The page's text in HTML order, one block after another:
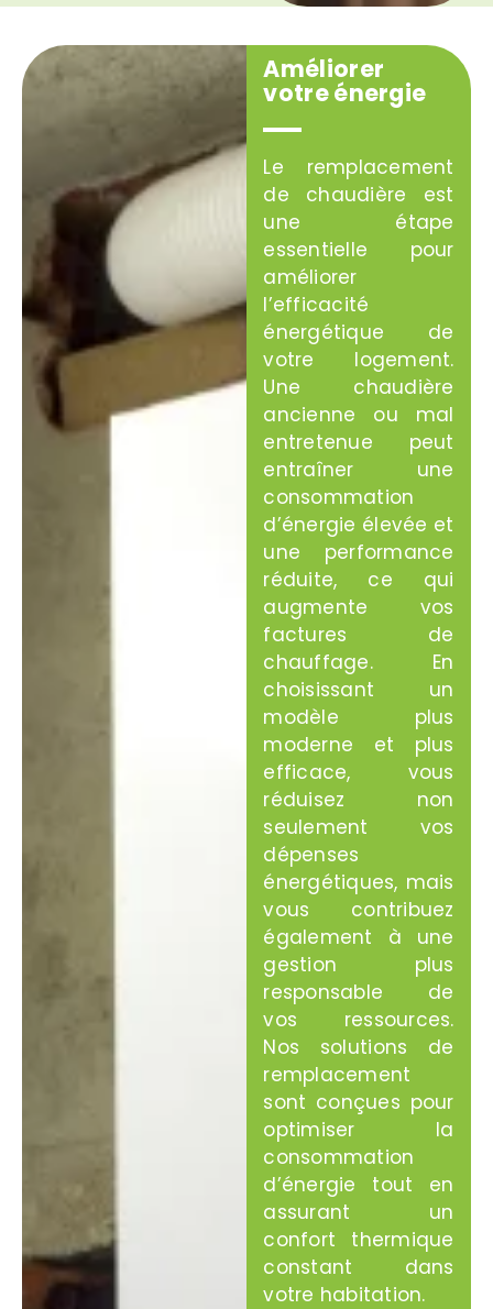
Améliorer
votre énergie
Le remplacement
de chaudière est
une étape
essentielle pour
améliorer
l’efficacité
énergétique de
votre logement.
Une chaudière
ancienne ou mal
entretenue peut
entraîner une
consommation
d’énergie élevée et
une performance
réduite, ce qui
augmente vos
factures de
chauffage. En
choisissant un
modèle plus
moderne et plus
efficace, vous
réduisez non
seulement vos
dépenses
énergétiques, mais
vous contribuez
également à une
gestion plus
responsable de
vos ressources.
Nos solutions de
remplacement
sont conçues pour
optimiser la
consommation
d’énergie tout en
assurant un
confort thermique
constant dans
votre habitation.